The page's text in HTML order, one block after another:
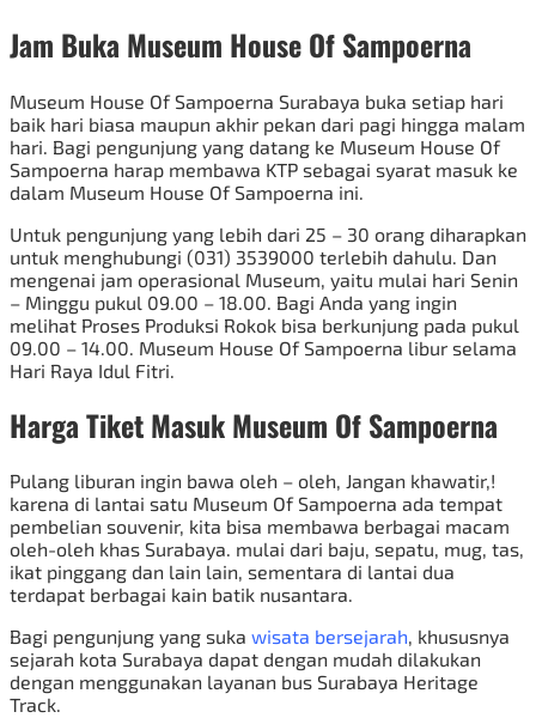
Jam Buka Museum House Of Sampoerna
Museum House Of Sampoerna Surabaya buka setiap hari
baik hari biasa maupun akhir pekan dari pagi hingga malam
hari. Bagi pengunjung yang datang ke Museum House Of
Sampoerna harap membawa KTP sebagai syarat masuk ke
dalam Museum House Of Sampoerna ini.
Untuk pengunjung yang lebih dari 25 – 30 orang diharapkan
untuk menghubungi (031) 3539000 terlebih dahulu. Dan
mengenai jam operasional Museum, yaitu mulai hari Senin
– Minggu pukul 09.00 – 18.00. Bagi Anda yang ingin
melihat Proses Produksi Rokok bisa berkunjung pada pukul
09.00 – 14.00. Museum House Of Sampoerna libur selama
Hari Raya Idul Fitri.
Harga Tiket Masuk Museum Of Sampoerna
Pulang liburan ingin bawa oleh – oleh, Jangan khawatir,!
karena di lantai satu Museum Of Sampoerna ada tempat
pembelian souvenir, kita bisa membawa berbagai macam
oleh-oleh khas Surabaya. mulai dari baju, sepatu, mug, tas,
ikat pinggang dan lain lain, sementara di lantai dua
terdapat berbagai kain batik nusantara.
Bagi pengunjung yang suka wisata bersejarah, khususnya
sejarah kota Surabaya dapat dengan mudah dilakukan
dengan menggunakan layanan bus Surabaya Heritage
Track.